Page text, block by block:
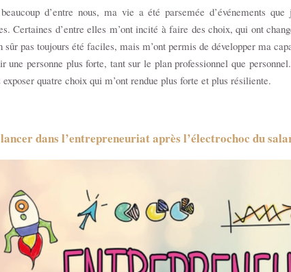
d’entre nous, ma vie a été parsemée d’événements
Certaines d’entre elles m’ont incité à faire des choix, qui ont
sûr pas toujours été faciles, mais m’ont permis de développer ma
une personne plus forte, tant sur le plan professionnel que
exposer quatre choix qui m’ont rendue plus forte et plus résiliente.
dans l’entrepreneuriat après l’électrochoc du